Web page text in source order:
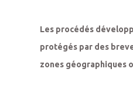
Les procédés
protégés par des
zones géographiques